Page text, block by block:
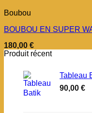
Boubou
BOUBOU EN SUPER
180,00 €
Produit récent
Tableau
90,00 €